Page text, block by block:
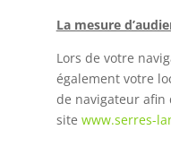
La mesure
Lors de votre
également votre
de navigateur afin
site www.serres-